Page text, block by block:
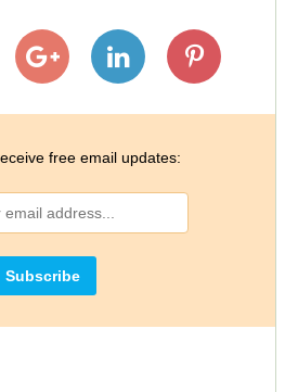
free email updates: